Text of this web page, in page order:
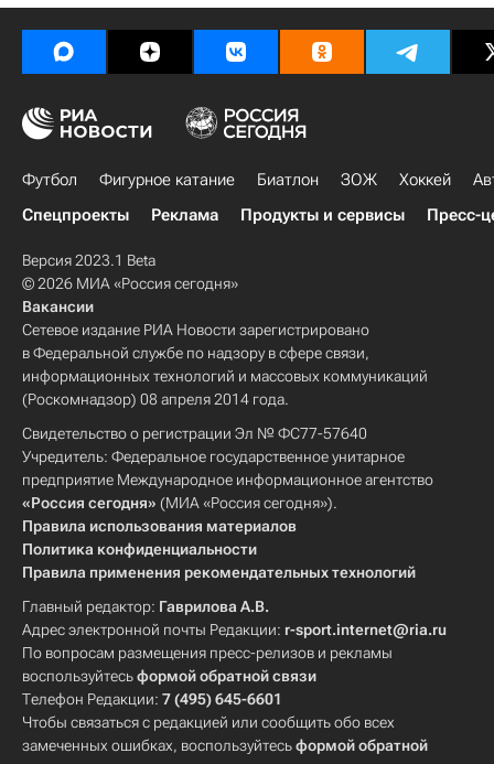
Футбол Фигурное катание Биатлон ЗОЖ Хоккей
Спецпроекты
Реклама Продукты и сервисы Пресс-
Версия 2023.1 Beta
© 2026 МИА «Россия сегодня»
Вакансии
Сетевое издание РИА Новости зарегистрировано
в Федеральной службе по надзору в сфере связи,
информационных технологий и массовых коммуникаций
(Роскомнадзор) 08 апреля 2014 года.
Свидетельство о регистрации Эл № ФС77-57640
Учредитель: Федеральное государственное унитарное
предприятие Международное информационное агентство
«Россия сегодня» (МИА «Россия сегодня»).
Правила использования материалов
Политика конфиденциальности
Правила применения рекомендательных технологий
Главный редактор: Гаврилова А.В.
Адрес электронной почты Редакции: r-sport.internet@ria.ru
По вопросам размещения пресс-релизов и рекламы
воспользуйтесьформой обратной связи
Телефон Редакции: 7 (495) 645-6601
Чтобы связаться с редакцией или сообщить обо всех
замеченных ошибках, воспользуйтесьформой обратной